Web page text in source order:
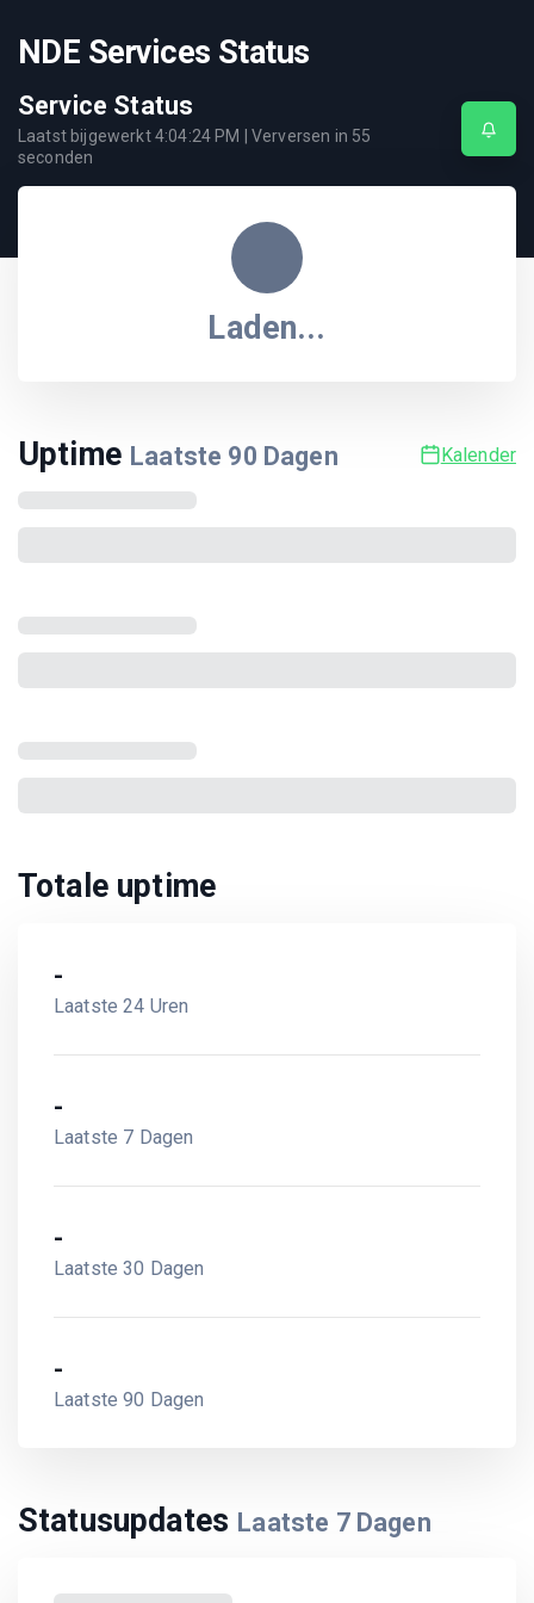
NDE Services Status
Service Status
Laatst bijgewerkt4:04:24 PM | Verversen in 55
seconden
Laden...
Uptime Laatste 90 Dagen Kalender
Totale uptime
-
Laatste 24 Uren
-
Laatste 7 Dagen
-
Laatste 30 Dagen
-
Laatste 90 Dagen
Statusupdates Laatste 7Dagen